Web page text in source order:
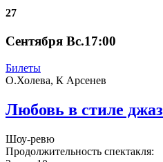
27
Сентября Вс.17:00
Билеты
О.Холева, К Арсенев
Любовь в стиле джаз
Шоу-ревю
Продолжительность спектакля: